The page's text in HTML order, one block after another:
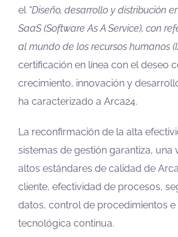
el “Diseño, desarrollo y distribución
SaaS (Software As A Service), con
al mundo de los recursos humanos
certificación en línea con el deseo
crecimiento, innovación y
ha caracterizado a Arca24.
La reconfirmación de la alta
sistemas de gestión garantiza, una
altos estándares de calidad de
cliente, efectividad de procesos,
datos, control de procedimientos e
tecnológica continua.